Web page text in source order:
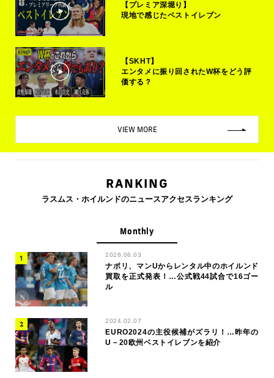
【プレミア深堀り】
現地で感じたベストイレブン
【SKHT】
エンタメに振り回されたW杯をどう評
価する？
VIEW MORE
RANKING
ラスムス・ホイルンドのニュースアクセスランキング
Monthly
2026.06.03
ナポリ、マンUからレンタル中のホイルンド
買取を正式発表！…公式戦44試合で16ゴー
ル
2024.02.07
EURO2024の主役候補がズラリ！…昨年の
U－20欧州ベストイレブンを紹介